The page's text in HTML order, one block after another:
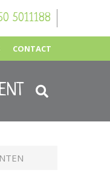
5011188
CONTACT